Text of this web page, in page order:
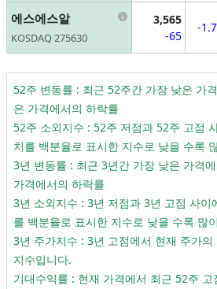
에스에스알
KOSDAQ 275630
Information
3,565
-65
-
52주 변동률 : 최근 52주간 가장 낮은 가
은 가격에서의 하락률
52주 소외지수 : 52주 저점과 52주 고점
치를 백분율로 표시한 지수로 낮을 수록
3년 변동률 : 최근 3년간 가장 낮은 가격
가격에서의 하락률
3년 소외지수 : 3년 저점과 3년 고점 사이
를 백분율로 표시한 지수로 낮을 수록 많
3년 주가지수 : 3년 고점에서 현재 주가
지수입니다.
기대수익률 : 현재 가격에서 최근 52주